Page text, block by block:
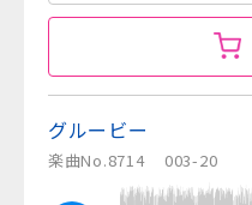
グルービー
楽曲No.8714 003-20